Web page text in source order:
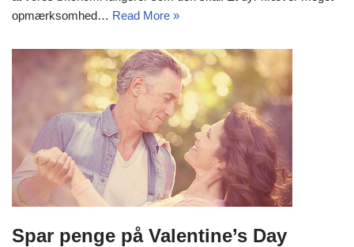
opmærksomhed… Read More »
Spar penge på Valentine’s Day